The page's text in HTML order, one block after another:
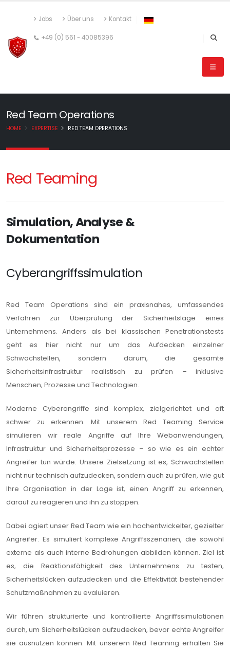
Jobs Über uns Kontakt
+49 (0) 561 - 40085396
Red Team Operations
HOME EXPERTISE RED TEAM OPERATIONS
Red Teaming
Simulation, Analyse &
Dokumentation
Cyberangriffssimulation
Red Team Operations sind ein praxisnahes, umfassendes
Verfahren zur Überprüfung der Sicherheitslage eines
Unternehmens. Anders als bei klassischen Penetrationstests
geht es hier nicht nur um das Aufdecken einzelner
Schwachstellen, sondern darum, die gesamte
Sicherheitsinfrastruktur realistisch zu prüfen – inklusive
Menschen, Prozesse und Technologien.
Moderne Cyberangriffe sind komplex, zielgerichtet und oft
schwer zu erkennen. Mit unserem Red Teaming Service
simulieren wir reale Angriffe auf Ihre Webanwendungen,
Infrastruktur und Sicherheitsprozesse – so wie es ein echter
Angreifer tun würde. Unsere Zielsetzung ist es, Schwachstellen
nicht nur technisch aufzudecken, sondern auch zu prüfen, wie gut
Ihre Organisation in der Lage ist, einen Angriff zu erkennen,
darauf zu reagieren und ihn zu stoppen.
Dabei agiert unser Red Team wie ein hochentwickelter, gezielter
Angreifer. Es simuliert komplexe Angriffsszenarien, die sowohl
externe als auch interne Bedrohungen abbilden können. Ziel ist
es, die Reaktionsfähigkeit des Unternehmens zu testen,
Sicherheitslücken aufzudecken und die Effektivität bestehender
Schutzmaßnahmen zu evaluieren.
Wir führen strukturierte und kontrollierte Angriffssimulationen
durch, um Sicherheitslücken aufzudecken, bevor echte Angreifer
sie ausnutzen können. Mit unserem Red Teaming erhalten Sie